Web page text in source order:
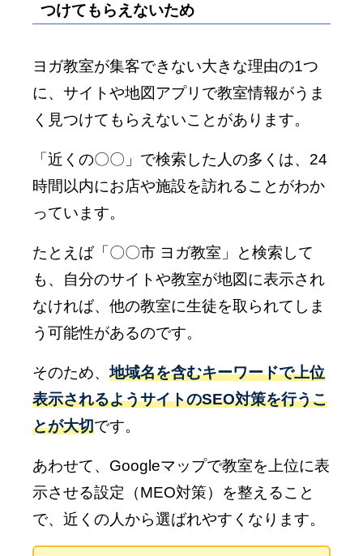
つけてもらえないため
ヨガ教室が集客できない大きな理由の1つ
に、サイトや地図アプリで教室情報がうま
く見つけてもらえないことがあります。
「近くの〇〇」で検索した人の多くは、24
時間以内にお店や施設を訪れることがわか
っています。
たとえば「〇〇市 ヨガ教室」と検索して
も、自分のサイトや教室が地図に表示され
なければ、他の教室に生徒を取られてしま
う可能性があるのです。
そのため、地域名を含むキーワードで上位
表示されるようサイトのSEO対策を行うこ
とが大切です。
あわせて、Googleマップで教室を上位に表
示させる設定（MEO対策）を整えること
で、近くの人から選ばれやすくなります。